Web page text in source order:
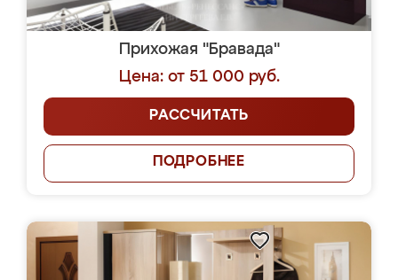
Прихожая "Бравада"
Цена: от 51 000 руб.
РАССЧИТАТЬ
ПОДРОБНЕЕ